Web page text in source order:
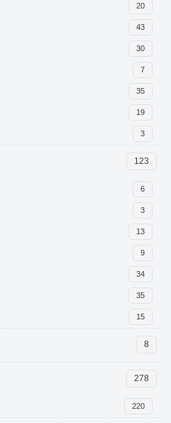
20
43
30
7
35
19
3
123
6
3
13
9
34
35
15
8
278
220